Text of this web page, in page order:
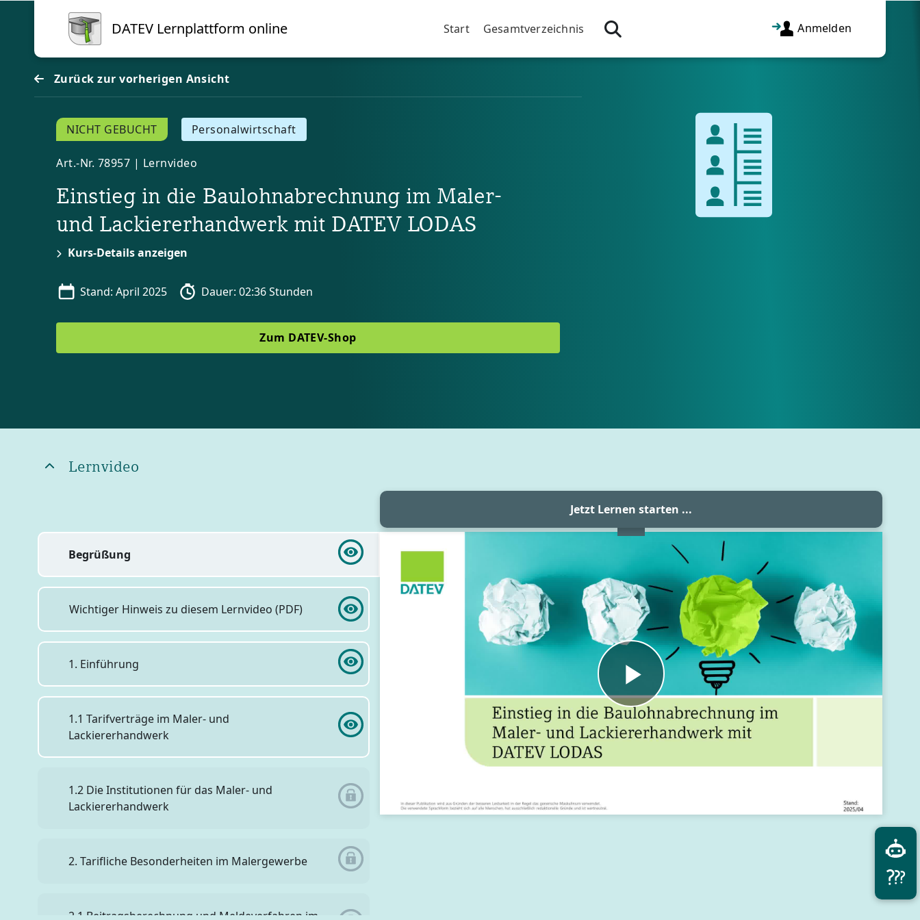
DATEV Lernplattform online
Start
Gesamtverzeichnis Anmelden
Zurück zur vorherigen Ansicht
NICHT GEBUCHT Personalwirtschaft
Art.-Nr. 78957 | Lernvideo
Einstieg in die Baulohnabrechnung im Maler-
und Lackiererhandwerk mit DATEV LODAS
Kurs-Details anzeigen
Stand: April 2025 Dauer: 02:36 Stunden
Zum DATEV-Shop
BlöckeLernvideo
Begrüßung
Wichtiger Hinweis zu diesem Lernvideo (PDF)Datei
1. Einführung
1.1 Tarifverträge im Maler- und
Lackiererhandwerk
1.2 Die Institutionen für das Maler- und
Lackiererhandwerk
2. Tarifliche Besonderheiten im Malergewerbe
2.1 Beitragsberechnung und Meldeverfahren im